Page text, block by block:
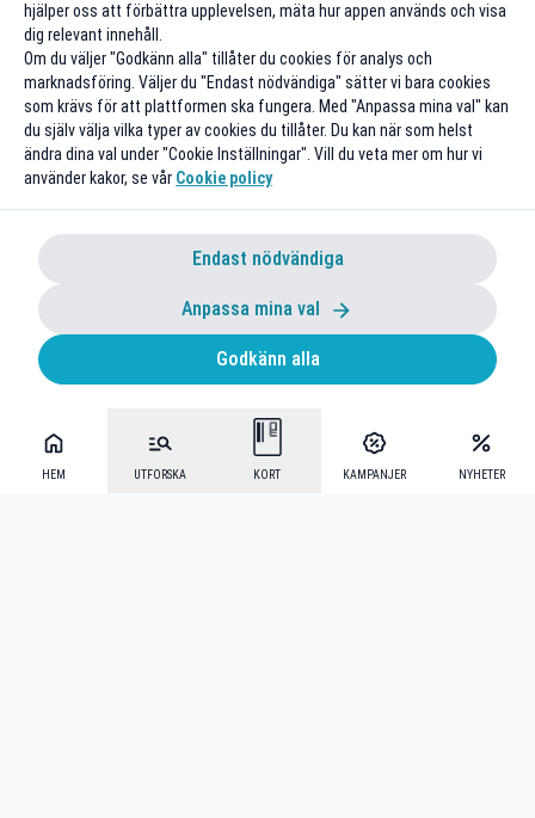
HEM UTFORSKA KORT KAMPANJER NYHETER
hjälper oss att förbättra upplevelsen, mäta hur appen används och visa
dig relevant innehåll.
Om du väljer "Godkänn alla" tillåter du cookies för analys och
marknadsföring. Väljer du "Endast nödvändiga" sätter vi bara cookies
som krävs för att plattformen ska fungera. Med "Anpassa mina val" kan
du själv välja vilka typer av cookies du tillåter. Du kan när som helst
ändra dina val under "Cookie Inställningar". Vill du veta mer om hur vi
använder kakor, se vår Cookie policy
Endast nödvändiga
Anpassa mina val
Godkänn alla